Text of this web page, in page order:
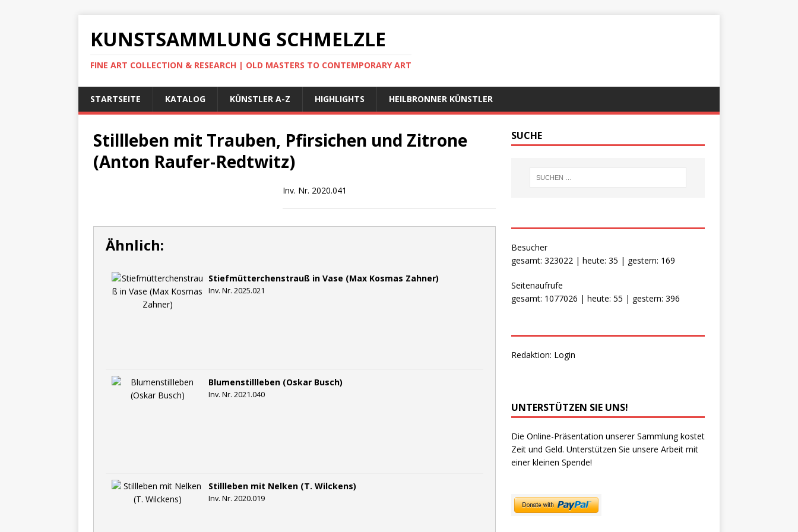
KUNSTSAMMLUNG SCHMELZLE
FINE ART COLLECTION & RESEARCH | OLD MASTERS TO CONTEMPORARY ART
STARTSEITE KATALOG KÜNSTLER A-Z HIGHLIGHTS HEILBRONNER KÜNSTLER
Stillleben mit Trauben, Pfirsichen und Zitrone
(Anton Raufer-Redtwitz)
Inv. Nr. 2020.041
Ähnlich:
Stiefmütterchenstrauß in Vase (Max Kosmas Zahner)
Inv. Nr. 2025.021
Blumenstillleben (Oskar Busch)
Inv. Nr. 2021.040
Stillleben mit Nelken (T. Wilckens)
Inv. Nr. 2020.019
SUCHE
Besucher
gesamt: 323022 | heute: 35 | gestern: 169
Seitenaufrufe
gesamt: 1077026 | heute: 55 | gestern: 396
Redaktion: Login
UNTERSTÜTZEN SIE UNS!
Die Online-Präsentation unserer Sammlung kostet
Zeit und Geld. Unterstützen Sie unsere Arbeit mit
einer kleinen Spende!